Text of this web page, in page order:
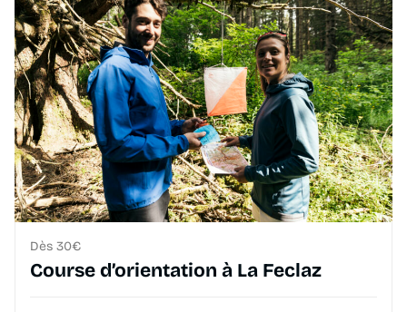
Dès 30€
Course d’orientation à La Feclaz